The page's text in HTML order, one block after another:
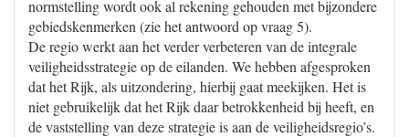
normstelling wordt ook al rekening gehouden met bijzondere
gebiedskenmerken (zie het antwoord op vraag 5).
De regio werkt aan het verder verbeteren van de integrale
veiligheidsstrategie op de eilanden. We hebben afgesproken
dat het Rijk, als uitzondering, hierbij gaat meekijken. Het is
niet gebruikelijk dat het Rijk daar betrokkenheid bij heeft, en
de vaststelling van deze strategie is aan de veiligheidsregio’s.